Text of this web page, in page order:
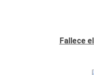
Fallece